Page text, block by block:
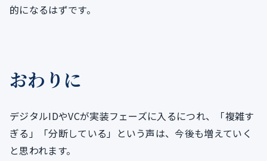
的になるはずです。
おわりに
デジタルIDやVCが実装フェーズに入るにつれ、「複雑す
ぎる」「分断している」という声は、今後も増えていく
と思われます。